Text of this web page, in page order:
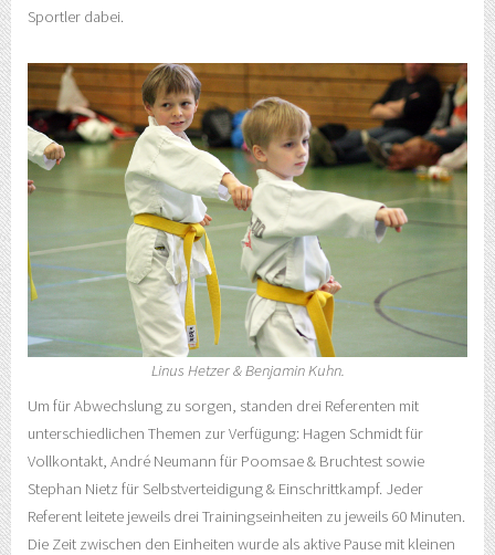
Sportler dabei.
Linus Hetzer & Benjamin Kuhn.
Um für Abwechslung zu sorgen, standen drei Referenten mit
unterschiedlichen Themen zur Verfügung: Hagen Schmidt für
Vollkontakt, André Neumann für Poomsae & Bruchtest sowie
Stephan Nietz für Selbstverteidigung & Einschrittkampf. Jeder
Referent leitete jeweils drei Trainingseinheiten zu jeweils 60 Minuten.
Die Zeit zwischen den Einheiten wurde als aktive Pause mit kleinen